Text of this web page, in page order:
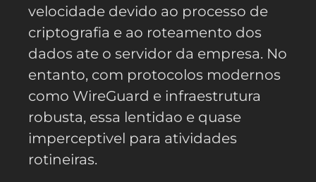
velocidade devido ao processo de
criptografia e ao roteamento dos
dados ate o servidor da empresa. No
entanto, com protocolos modernos
como WireGuard e infraestrutura
robusta, essa lentidao e quase
imperceptivel para atividades
rotineiras.